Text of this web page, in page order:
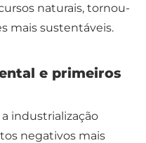
naturais, tornou-
mais sustentáveis.
e primeiros
a industrialização
negativos mais